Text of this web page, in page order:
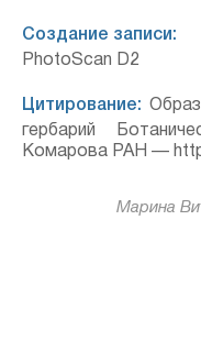
Создание записи:
PhotoScan D2
Цитирование:
гербарий
Комарова РАН —
Марина